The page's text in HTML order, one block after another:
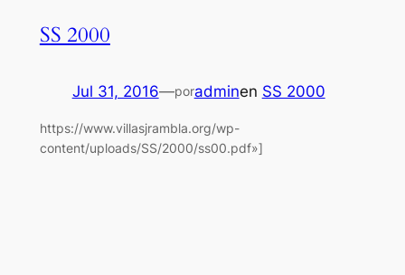
SS 2000
Jul 31, 2016—poradminen SS 2000
https://www.villasjrambla.org/wp-
content/uploads/SS/2000/ss00.pdf»]